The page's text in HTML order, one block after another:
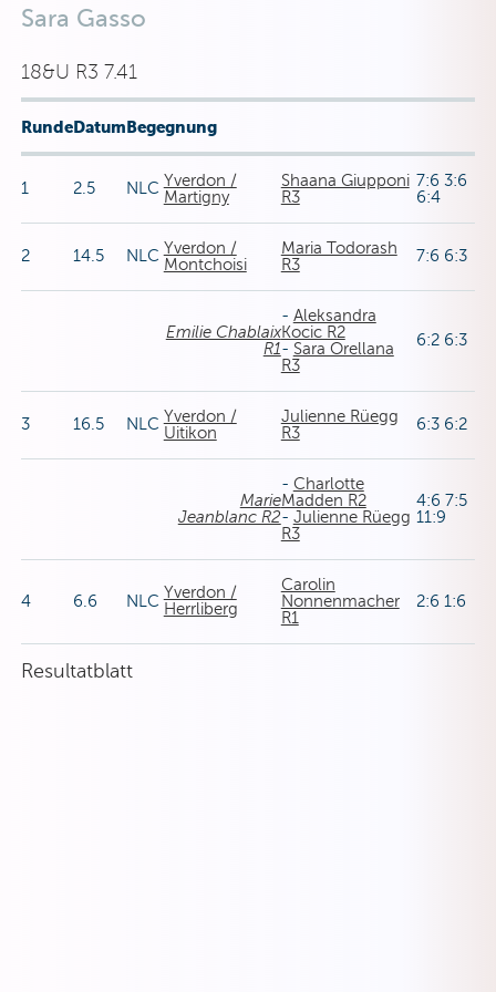
Sara Gasso
18&U R3 7.41
RundeDatumBegegnung
1 2.5 NLCYverdon /
Martigny
Shaana Giupponi
R3
7:6 3:6
6:4
2 14.5 NLCYverdon /
Montchoisi
Maria Todorash
R3
7:6 6:3
Emilie Chablaix
R1
- Aleksandra
Kocic R2
- Sara Orellana
R3
6:2 6:3
3 16.5 NLCYverdon /
Uitikon
Julienne Rüegg
R3
6:3 6:2
Marie
Jeanblanc R2
- Charlotte
Madden R2
- Julienne Rüegg
R3
4:6 7:5
11:9
4 6.6 NLCYverdon /
Herrliberg
Carolin
Nonnenmacher
R1
2:6 1:6
Resultatblatt